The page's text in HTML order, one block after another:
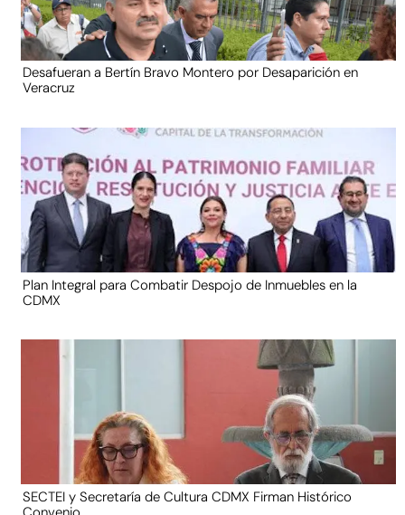
Desafueran a Bertín Bravo Montero por Desaparición en
Veracruz
Plan Integral para Combatir Despojo de Inmuebles en la
CDMX
SECTEI y Secretaría de Cultura CDMX Firman Histórico